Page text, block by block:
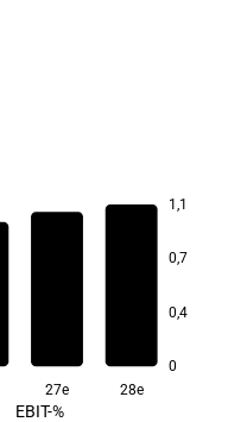
1,1
0,7
0,4
0
27e 28e
EBIT-%